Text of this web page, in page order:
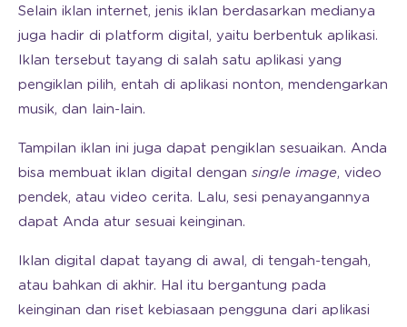
Selain iklan internet, jenis iklan berdasarkan medianya
juga hadir di platform digital, yaitu berbentuk aplikasi.
Iklan tersebut tayang di salah satu aplikasi yang
pengiklan pilih, entah di aplikasi nonton, mendengarkan
musik, dan lain-lain.
Tampilan iklan ini juga dapat pengiklan sesuaikan. Anda
bisa membuat iklan digital dengan single image, video
pendek, atau video cerita. Lalu, sesi penayangannya
dapat Anda atur sesuai keinginan.
Iklan digital dapat tayang di awal, di tengah-tengah,
atau bahkan di akhir. Hal itu bergantung pada
keinginan dan riset kebiasaan pengguna dari aplikasi